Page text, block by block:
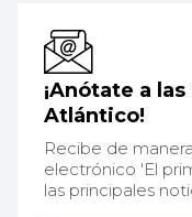
¡Anótate a
Atlántico!
Recibe de
electrónico 'El
las principales